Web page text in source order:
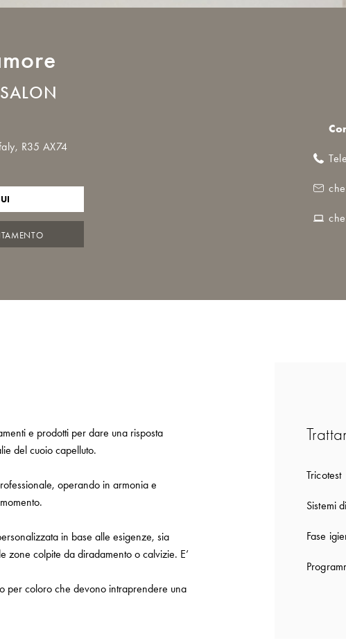
R35 AX74
e prodotti per dare una risposta
del cuoio capelluto.
operando in armonia e
in base alle esigenze, sia
zone colpite da diradamento o calvizie. E’
per coloro che devono intraprendere una
Tricotest
Sistemi
Fase